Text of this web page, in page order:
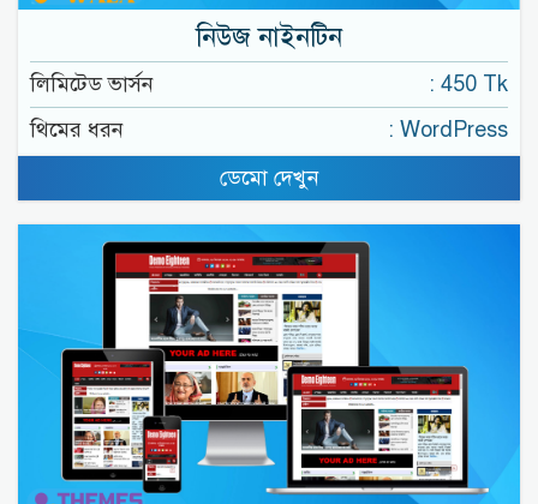
নিউজ নাইনটিন
লিমিটেড ভার্সন
: 450 Tk
থিমের ধরন
: WordPress
ডেমো দেখুন